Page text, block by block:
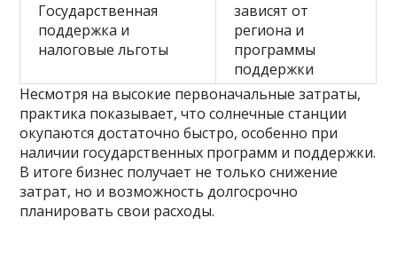
Государственная
поддержка и
налоговые льготы
зависят от
региона и
программы
поддержки
Несмотря на высокие первоначальные затраты,
практика показывает, что солнечные станции
окупаются достаточно быстро, особенно при
наличии государственных программ и поддержки.
В итоге бизнес получает не только снижение
затрат, но и возможность долгосрочно
планировать свои расходы.